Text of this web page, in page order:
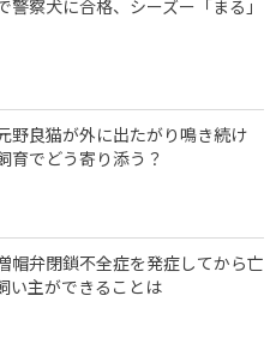
警察犬に合格、シーズー「まる」
野良猫が外に出たがり鳴き続け
でどう寄り添う？
弁閉鎖不全症を発症してから亡
い主ができることは